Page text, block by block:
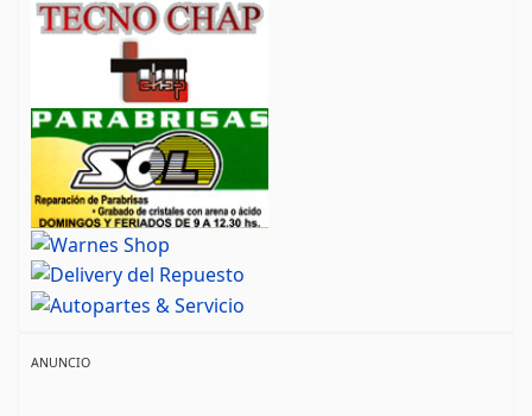
ANUNCIO